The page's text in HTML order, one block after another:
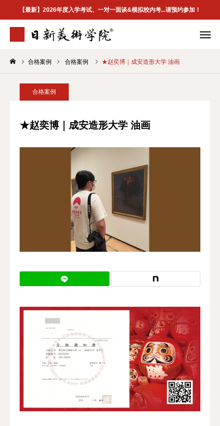
【最新】2026年度入学考试、一对一面谈&模拟校内考...请预约参加！
合格案例 合格案例 ★赵奕博｜成安造形大学 油画
合格案例
★赵奕博｜成安造形大学 油画
学院介绍 专业案内
合格案例